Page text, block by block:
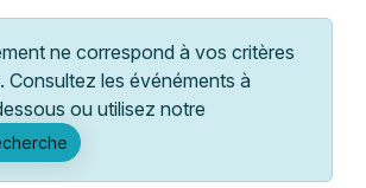
ne correspond à vos critères
Consultez les événéments à
ou utilisez notre